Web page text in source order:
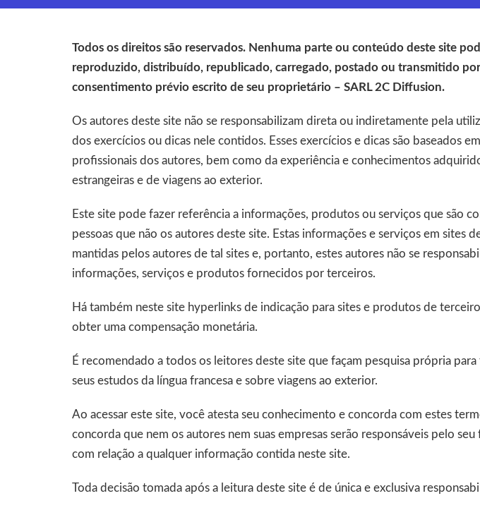
Todos os direitos são reservados. Nenhuma parte ou conteúdo deste site
reproduzido, distribuído, republicado, carregado, postado ou transmitido
consentimento prévio escrito de seu proprietário – SARL 2C Diffusion.
Os autores deste site não se responsabilizam direta ou indiretamente pela
dos exercícios ou dicas nele contidos. Esses exercícios e dicas são baseados
profissionais dos autores, bem como da experiência e conhecimentos
estrangeiras e de viagens ao exterior.
Este site pode fazer referência a informações, produtos ou serviços que são
pessoas que não os autores deste site. Estas informações e serviços em sites
mantidas pelos autores de tal sites e, portanto, estes autores não se
informações, serviços e produtos fornecidos por terceiros.
Há também neste site hyperlinks de indicação para sites e produtos de
obter uma compensação monetária.
É recomendado a todos os leitores deste site que façam pesquisa própria
seus estudos da língua francesa e sobre viagens ao exterior.
Ao acessar este site, você atesta seu conhecimento e concorda com estes
concorda que nem os autores nem suas empresas serão responsáveis pelo seu
com relação a qualquer informação contida neste site.
Toda decisão tomada após a leitura deste site é de única e exclusiva